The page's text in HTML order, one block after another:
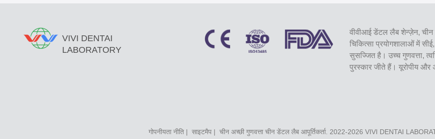
VIVI DENTAI
LABORATORY
वीवीआई डेंटल लैब शेन्ज़ेन, चीन
चिकित्सा प्रयोगशालाओं में
सुसज्जित है। उच्च गुणवत्ता,
पुरस्कार जीते हैं। यूरोपीय और
गोपनीयता नीति| साइटमैप| चीन अच्छी गुणवत्ता चीन डेंटल लैब आपूर्तिकर्ता. 2022-2026 VIVI DENTAI